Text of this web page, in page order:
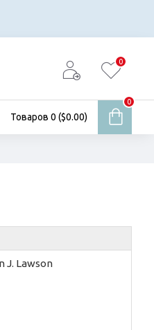
0
Товаров 0 ($0.00)
0
J. Lawson